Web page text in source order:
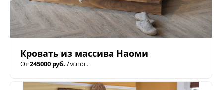
Кровать из массива Наоми
От245000 руб. /м.пог.